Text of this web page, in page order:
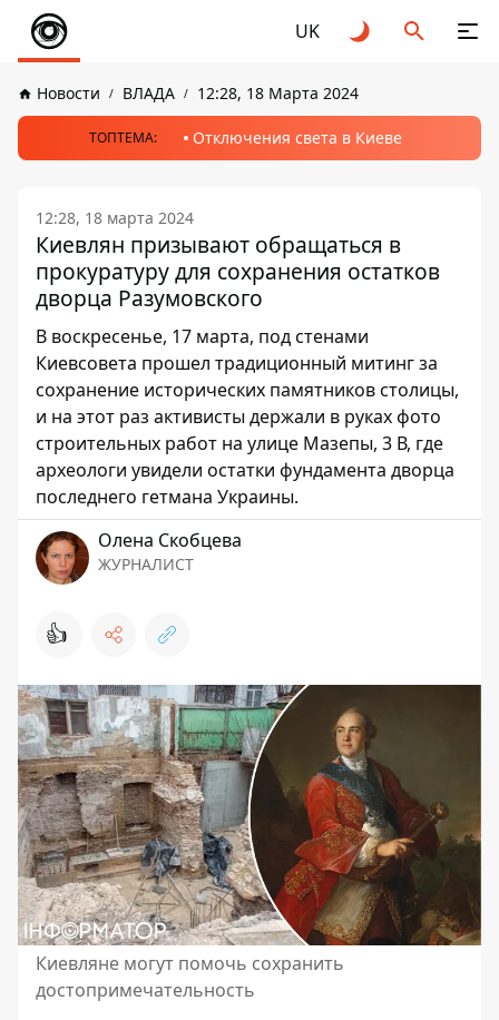
UK
Новости ВЛАДА 12:28, 18 Марта 2024
ТОПТЕМА: Отключения света в Киеве
12:28, 18 марта 2024
Киевлян призывают обращаться в
прокуратуру для сохранения остатков
дворца Разумовского
В воскресенье, 17 марта, под стенами
Киевсовета прошел традиционный митинг за
сохранение исторических памятников столицы,
и на этот раз активисты держали в руках фото
строительных работ на улице Мазепы, 3 В, где
археологи увидели остатки фундамента дворца
последнего гетмана Украины.
Олена Скобцева
ЖУРНАЛИСТ
👍
Киевляне могут помочь сохранить
достопримечательность